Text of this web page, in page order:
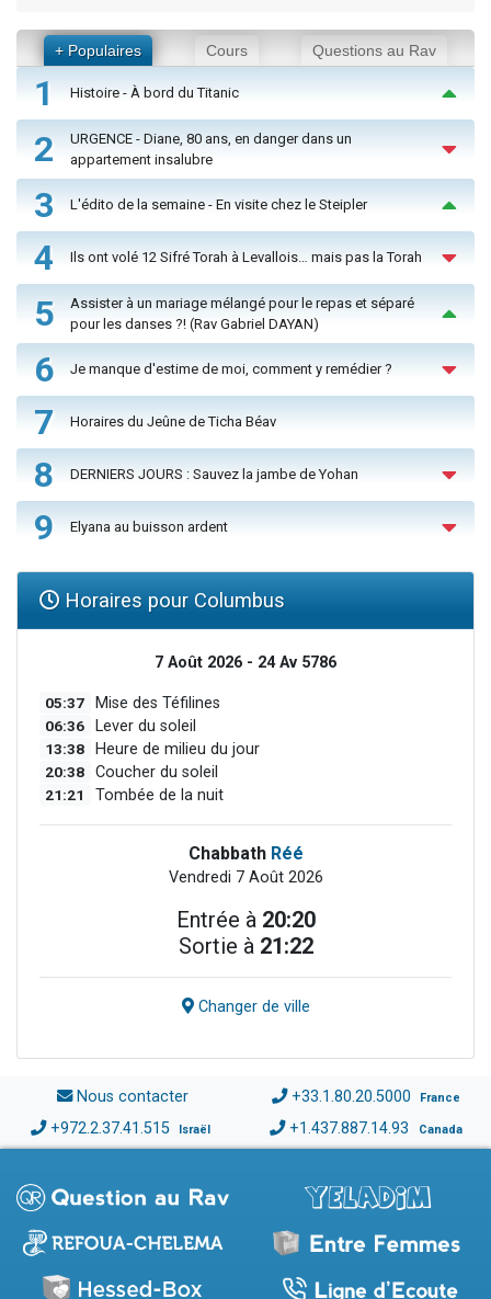
+ Populaires Cours Questions au Rav
1 Histoire - À bord du Titanic
2
URGENCE - Diane, 80 ans, en danger dans un
appartement insalubre
3 L'édito de la semaine - En visite chez le Steipler
4 Ils ont volé 12 Sifré Torah à Levallois… mais pas la Torah
5
Assister à un mariage mélangé pour le repas et séparé
pour les danses ?! (Rav Gabriel DAYAN)
6 Je manque d'estime de moi, comment y remédier ?
7 Horaires du Jeûne de Ticha Béav
8 DERNIERS JOURS : Sauvez la jambe de Yohan
9 Elyana au buisson ardent
Horaires pour Columbus
7 Août 2026 - 24 Av 5786
05:37 Mise des Téfilines
06:36 Lever du soleil
13:38 Heure de milieu du jour
20:38 Coucher du soleil
21:21 Tombée de la nuit
Chabbath Réé
Vendredi 7 Août 2026
Entrée à 20:20
Sortie à 21:22
Changer de ville
Nous contacter +33.1.80.20.5000 France
+972.2.37.41.515 Israël +1.437.887.14.93 Canada